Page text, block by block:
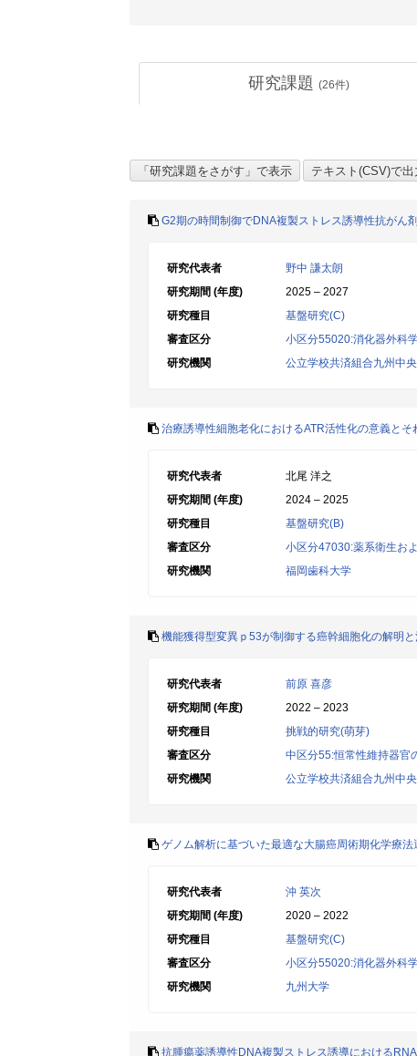
研究課題 (26件)
G2期の時間制御でDNA複製ストレス誘導性抗がん
研究代表者
野中 謙太朗
研究期間 (年度)
2025 – 2027
研究種目
基盤研究(C)
審査区分
小区分55020:消化器外科
研究機関
公立学校共済組合九州中
治療誘導性細胞老化におけるATR活性化の意義と
研究代表者
北尾 洋之
研究期間 (年度)
2024 – 2025
研究種目
基盤研究(B)
審査区分
小区分47030:薬系衛生お
研究機関
福岡歯科大学
機能獲得型変異ｐ53が制御する癌幹細胞化の解明
研究代表者
前原 喜彦
研究期間 (年度)
2022 – 2023
研究種目
挑戦的研究(萌芽)
審査区分
中区分55:恒常性維持器官
研究機関
公立学校共済組合九州中
ゲノム解析に基づいた最適な大腸癌周術期化学療法
研究代表者
沖 英次
研究期間 (年度)
2020 – 2022
研究種目
基盤研究(C)
審査区分
小区分55020:消化器外科
研究機関
九州大学
抗腫瘍薬誘導性DNA複製ストレス誘導における